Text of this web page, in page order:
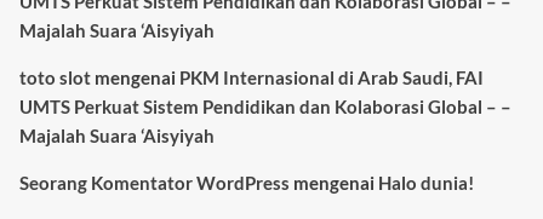
Majalah Suara ‘Aisyiyah
toto slotmengenai PKM Internasional di Arab Saudi, FAI
UMTS Perkuat Sistem Pendidikan dan Kolaborasi Global – –
Majalah Suara ‘Aisyiyah
Seorang Komentator WordPress mengenai Halo dunia!